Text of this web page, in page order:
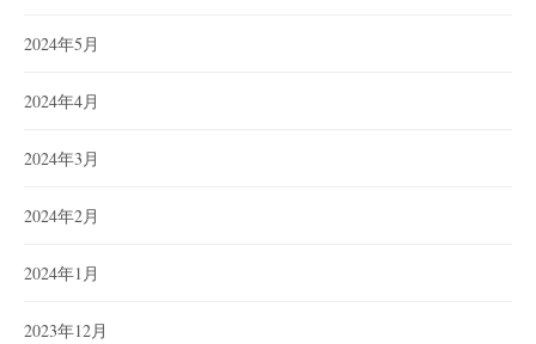
2024年5月
2024年4月
2024年3月
2024年2月
2024年1月
2023年12月